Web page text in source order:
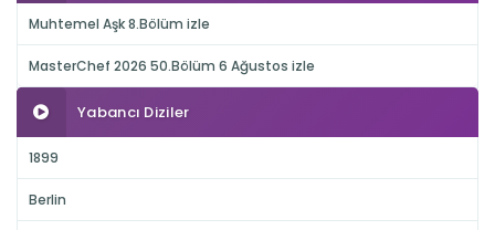
Muhtemel Aşk 8.Bölüm izle
MasterChef 2026 50.Bölüm 6 Ağustos izle
Yabancı Diziler
1899
Berlin